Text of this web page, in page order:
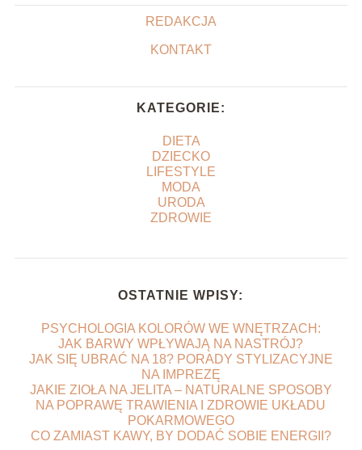
REDAKCJA
KONTAKT
KATEGORIE:
DIETA
DZIECKO
LIFESTYLE
MODA
URODA
ZDROWIE
OSTATNIE WPISY:
PSYCHOLOGIA KOLORÓW WE WNĘTRZACH:
JAK BARWY WPŁYWAJĄ NA NASTRÓJ?
JAK SIĘ UBRAĆ NA 18? PORADY STYLIZACYJNE
NA IMPREZĘ
JAKIE ZIOŁA NA JELITA – NATURALNE SPOSOBY
NA POPRAWĘ TRAWIENIA I ZDROWIE UKŁADU
POKARMOWEGO
CO ZAMIAST KAWY, BY DODAĆ SOBIE ENERGII?